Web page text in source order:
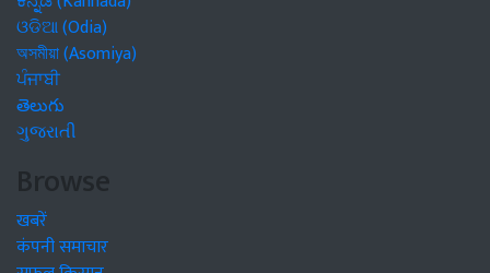
ଓଡିଆ (Odia)
অসমীয়া (Asomiya)
ਪੰਜਾਬੀ
తెలుగు
ગુજરાતી
Browse
खबरें
कंपनी समाचार